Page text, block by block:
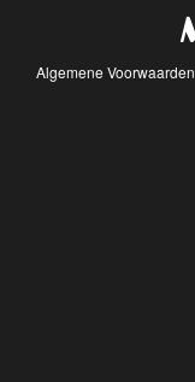
Algemene Voorwaarden